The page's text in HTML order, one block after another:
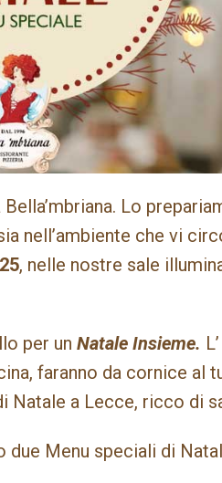
Lo
nell’ambiente che vi
, nelle nostre sale
per un Natale Insieme.
faranno da cornice al
Natale a Lecce, ricco di
Menu speciali di